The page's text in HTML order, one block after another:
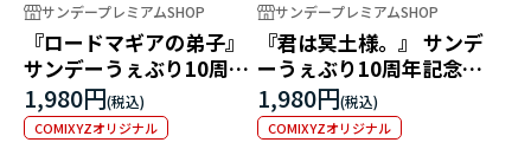
サンデープレミアムSHOP
『ロードマギアの弟子』
サンデーうぇぶり10周年
記念アクリルスタンド
1,980円
COMIXYZオリジナル
サンデープレミアムSHOP
『君は冥土様。』 サンデ
ーうぇぶり10周年記念ア
クリルスタンド
1,980円
COMIXYZオリジナル